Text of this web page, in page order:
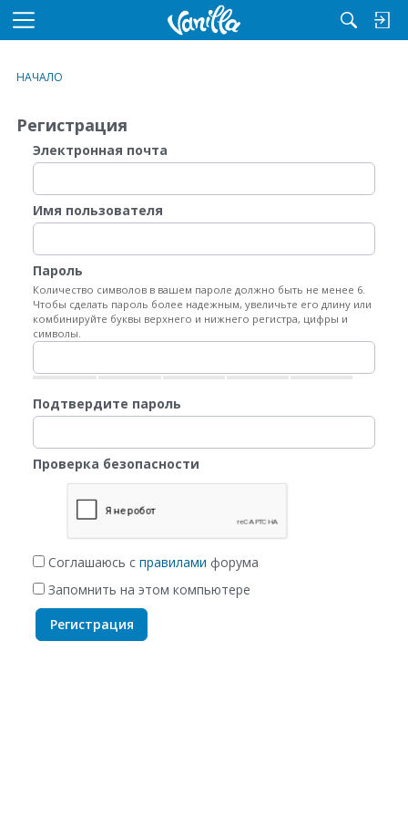
M
u
НАЧАЛО
Регистрация
Электронная почта
Имя пользователя
Пароль
Количество символов в вашем пароле должно быть не менее 6.
Чтобы сделать пароль более надежным, увеличьте его длину или
комбинируйте буквы верхнего и нижнего регистра, цифры и
символы.
Подтвердите пароль
Проверка безопасности
Соглашаюсь с правилами форума
Запомнить на этом компьютере